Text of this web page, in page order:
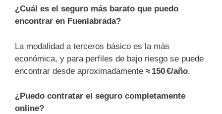
¿Cuál es el seguro más barato que puedo
encontrar en Fuenlabrada?
La modalidad a terceros básico es la más
económica, y para perfiles de bajo riesgo se puede
encontrar desde aproximadamente ≈ 150 €/año.
¿Puedo contratar el seguro completamente
online?